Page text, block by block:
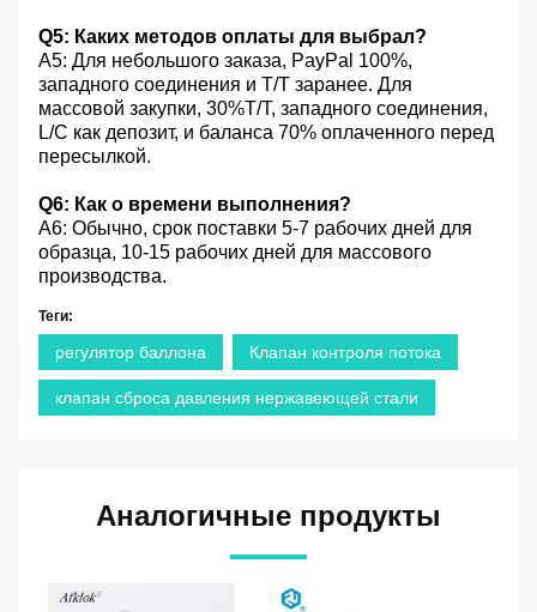
Q5: Каких методов оплаты для выбрал?
A5: Для небольшого заказа, PayPal 100%,
западного соединения и T/T заранее. Для
массовой закупки, 30%T/T, западного соединения,
L/C как депозит, и баланса 70% оплаченного перед
пересылкой.
Q6: Как о времени выполнения?
A6: Обычно, срок поставки 5-7 рабочих дней для
образца, 10-15 рабочих дней для массового
производства.
Теги:
регулятор баллона Клапан контроля потока
клапан сброса давления нержавеющей стали
Аналогичные продукты